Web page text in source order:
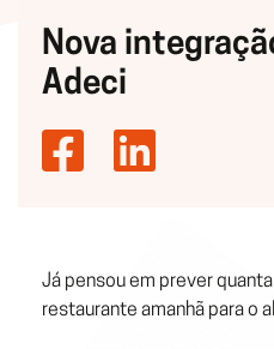
Nova
Adeci
Já pensou em prever
restaurante amanhã para o